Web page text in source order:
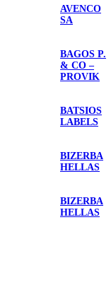
AVENCO
SA
BAGOS P.
& CO –
PROVIK
BATSIOS
LABELS
BIZERBA
HELLAS
BIZERBA
HELLAS